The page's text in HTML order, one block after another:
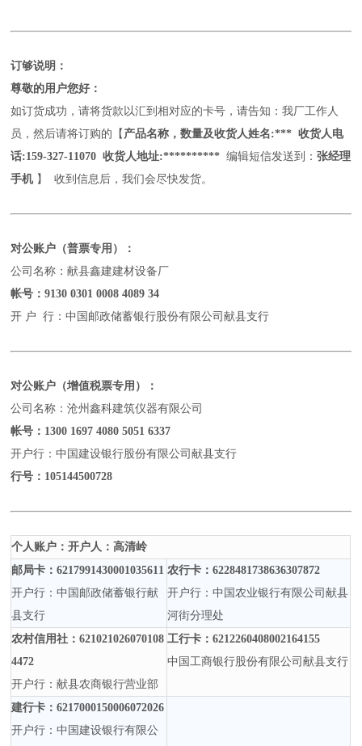
订够说明：
尊敬的用户您好：
如订货成功，请将货款以汇到相对应的卡号，请告知：我厂工作人
员，然后请将订购的【 产品名称，数量及收货人姓名:*** 收货人电
话:159-327-11070 收货人地址:********** 编辑短信发送到：张经理
手机 】 收到信息后，我们会尽快发货。
对公账户（普票专用）：
公司名称：献县鑫建建材设备厂
帐号：9130 0301 0008 4089 34
开 户 行：中国邮政储蓄银行股份有限公司献县支行
对公账户（增值税票专用）：
公司名称：沧州鑫科建筑仪器有限公司
帐号： 1300 1697 4080 5051 6337
开户行：中国建设银行股份有限公司献县支行
行号： 105144500728
个人账户：开户人：高清岭
邮局卡：6217991430001035611
开户行：中国邮政储蓄银行献
县支行
农行卡：6228481738636307872
开户行：中国农业银行有限公司献县
河街分理处
农村信用社：621021026070108
4472
开户行：献县农商银行营业部
工行卡：6212260408002164155
中国工商银行股份有限公司献县支行
建行卡：6217000150006072026
开户行：中国建设银行有限公